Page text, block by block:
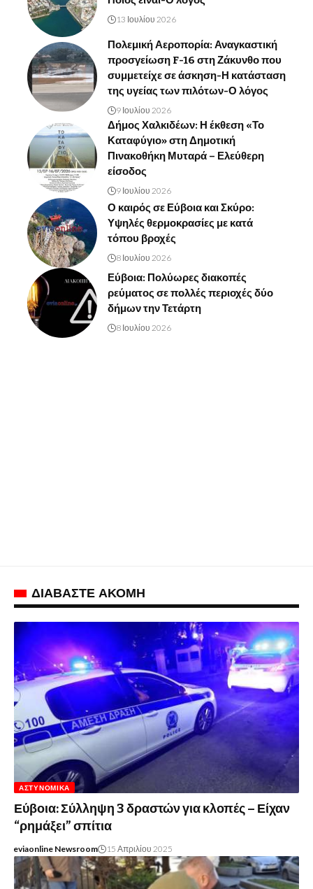
13 Ιουλίου 2026
Πολεμική Αεροπορία: Αναγκαστική
προσγείωση F-16 στη Ζάκυνθο που
συμμετείχε σε άσκηση-Η κατάσταση
της υγείας των πιλότων-Ο λόγος
9 Ιουλίου 2026
Δήμος Χαλκιδέων: Η έκθεση «Το
Καταφύγιο» στη Δημοτική
Πινακοθήκη Μυταρά – Ελεύθερη
είσοδος
9 Ιουλίου 2026
Ο καιρός σε Εύβοια και Σκύρο:
Υψηλές θερμοκρασίες με κατά
τόπου βροχές
8 Ιουλίου 2026
Εύβοια: Πολύωρες διακοπές
ρεύματος σε πολλές περιοχές δύο
δήμων την Τετάρτη
8 Ιουλίου 2026
ΔΙΑΒΑΣΤΕ ΑΚΟΜΗ
ΑΣΤΥΝΟΜΙΚΆ
Εύβοια: Σύλληψη 3 δραστών για κλοπές – Είχαν
“ρημάξει” σπίτια
eviaonline Newsroom 15 Απριλίου 2025